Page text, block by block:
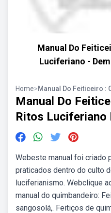
Manual Do
Luciferiano -
Home>Manual Do Feiticeiro :
Manual Do
Ritos Luciferiano
Webeste manual foi criado
praticados dentro do culto
luciferianismo. Webclique
manual do quimbandeiro:
sangosolá,. Feitiços de